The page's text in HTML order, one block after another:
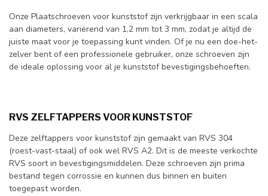
Onze Plaatschroeven voor kunststof zijn verkrijgbaar in een scala
aan diameters, variërend van 1,2 mm tot 3 mm, zodat je altijd de
juiste maat voor je toepassing kunt vinden. Of je nu een doe-het-
zelver bent of een professionele gebruiker, onze schroeven zijn
de ideale oplossing voor al je kunststof bevestigingsbehoeften.
RVS ZELFTAPPERS VOOR KUNSTSTOF
Deze zelftappers voor kunststof zijn gemaakt van RVS 304
(roest-vast-staal) of ook wel RVS A2. Dit is de meeste verkochte
RVS soort in bevestigingsmiddelen. Deze schroeven zijn prima
bestand tegen corrossie en kunnen dus binnen en buiten
toegepast worden.